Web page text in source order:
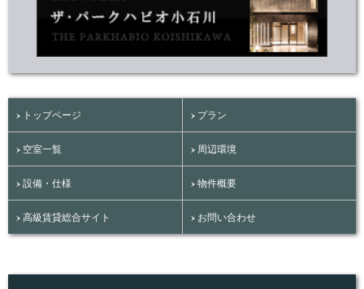
トップページ プラン
空室一覧 周辺環境
設備・仕様 物件概要
高級賃貸総合サイト お問い合わせ